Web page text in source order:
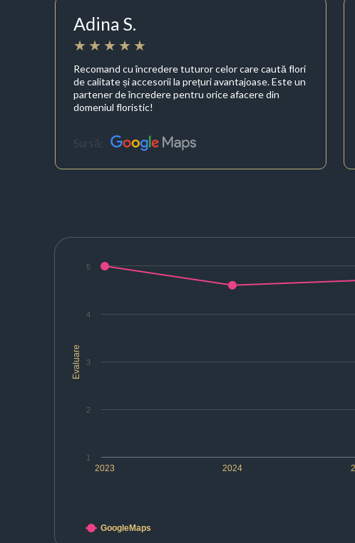
Adina S.
Recomand cu încredere tuturor celor care caută flori
de calitate și accesorii la prețuri avantajoase. Este un
partener de încredere pentru orice afacere din
domeniul floristic!
Sursă:
Evaluare
2023 2024
1
2
3
4
5
GoogleMaps